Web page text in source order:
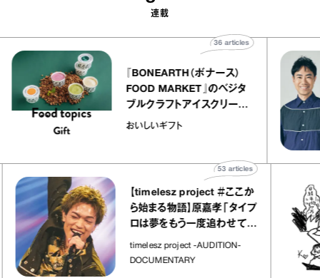
連載
『BONEARTH（ボナース）
FOOD MARKET』のベジタ
ブルクラフトアイスクリーム
｜真野知子の「おいしいギフ
おいしいギフト
36articles
【timelesz project ＃ここか
ら始まる物語】原嘉孝「タイプ
ロは夢をもう一度追わせてく
timelesz project -AUDITION-
DOCUMENTARY
articles